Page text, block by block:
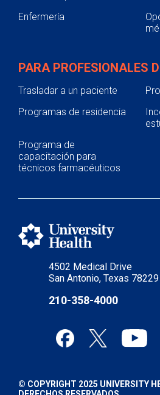
4502 Medical Drive
San Antonio, Texas 78229
210-358-4000
Enfermería
PARA PROFESIONALES
Trasladar a un paciente
Programas de residencia
Programa de
capacitación para
técnicos farmacéuticos
© COPYRIGHT 2025 UNIVERSITY